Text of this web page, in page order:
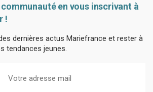
en vous inscrivant à
!
dernières actus Mariefrance et rester à
tendances jeunes.